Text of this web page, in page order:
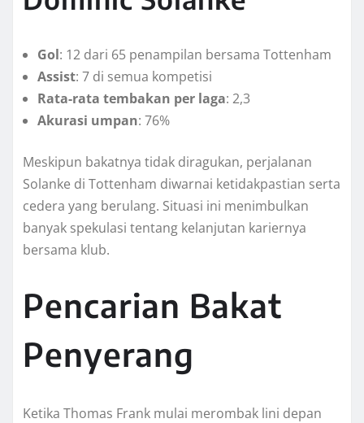
Gol: 12 dari 65 penampilan bersama Tottenham
Assist: 7 di semua kompetisi
Rata-rata tembakan per laga: 2,3
Akurasi umpan: 76%
Meskipun bakatnya tidak diragukan, perjalanan
Solanke di Tottenham diwarnai ketidakpastian serta
cedera yang berulang. Situasi ini menimbulkan
banyak spekulasi tentang kelanjutan kariernya
bersama klub.
Pencarian Bakat
Penyerang
Ketika Thomas Frank mulai merombak lini depan